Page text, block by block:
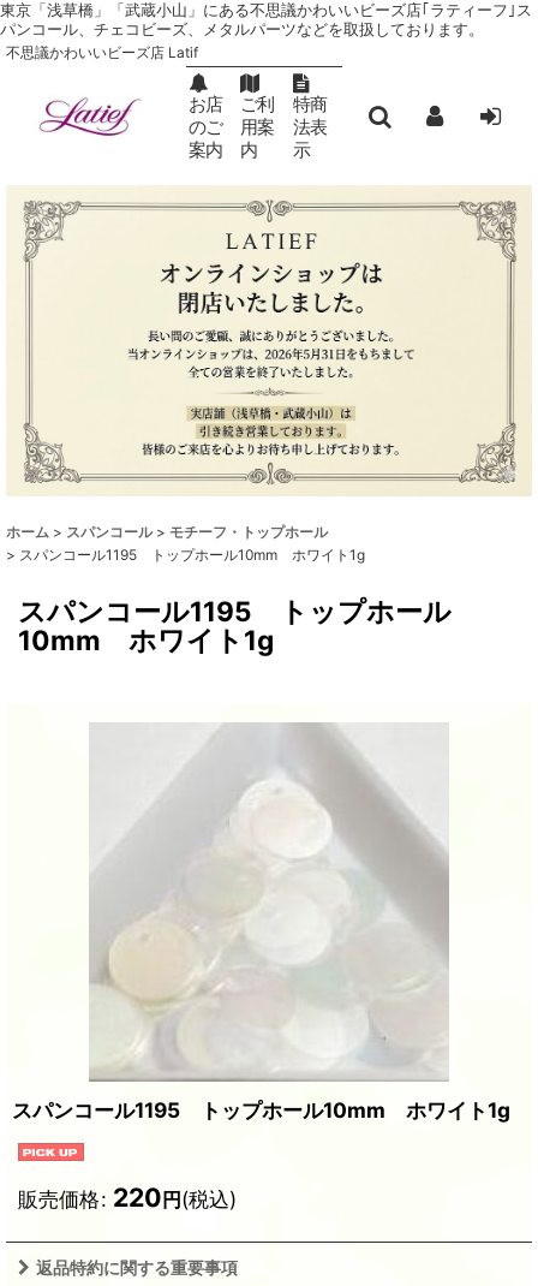
東京「浅草橋」「武蔵小山」にある不思議かわいいビーズ店｢ラティーフ｣ ス
パンコール、チェコビーズ、メタルパーツなどを取扱しております。
不思議かわいいビーズ店 Latif
お店
のご
案内
ご利
用案
内
特商
法表
示
ホーム > スパンコール > モチーフ・トップホール
> スパンコール1195 トップホール10mm ホワイト1g
スパンコール1195 トップホール
10mm ホワイト1g
スパンコール1195 トップホール10mm ホワイト1g
販売価格: 220円(税込)
返品特約に関する重要事項